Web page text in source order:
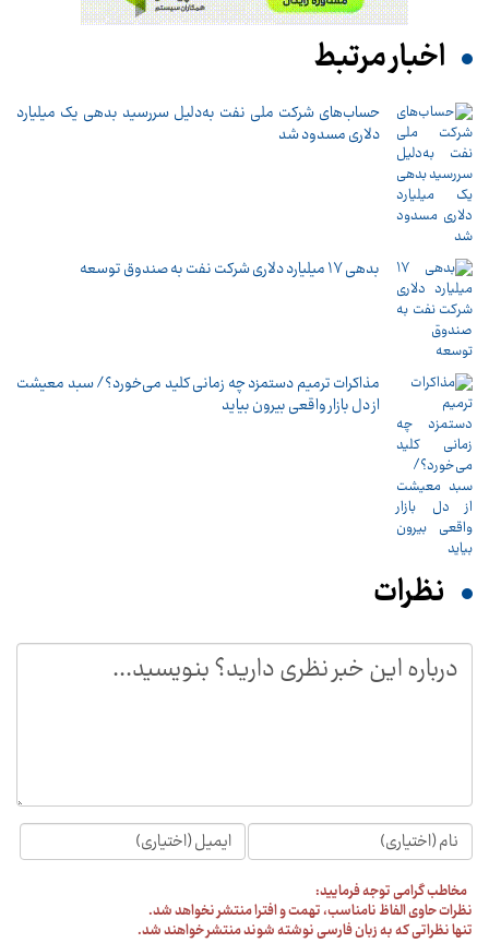
اخبار مرتبط
حساب‌های شرکت ملی نفت به‌دلیل سررسید بدهی یک میلیارد
دلاری مسدود شد
بدهی ١٧ میلیارد دلاری شرکت نفت به صندوق توسعه
مذاکرات ترمیم دستمزد چه زمانی کلید می‌خورد؟/ سبد معیشت
از دل بازار واقعی بیرون بیاید
نظرات
مخاطب گرامی توجه فرمایید:
نظرات حاوی الفاظ نامناسب، تهمت و افترا منتشر نخواهد شد.
تنها نظراتی که به زبان فارسی نوشته شوند منتشر خواهند شد.